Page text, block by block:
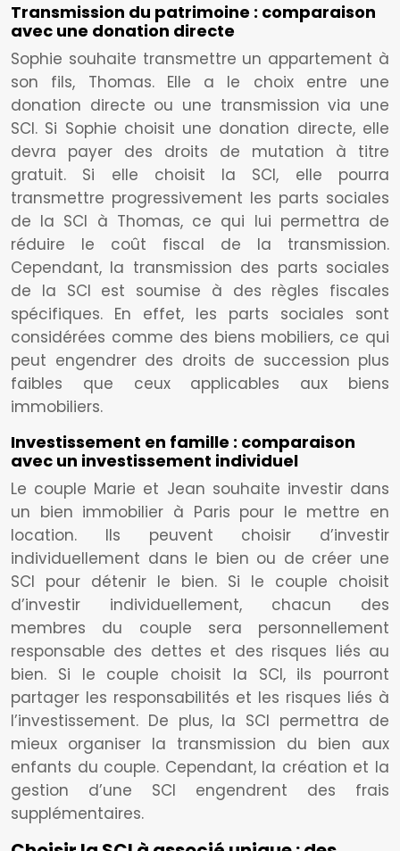
Transmission du patrimoine : comparaison
avec une donation directe
Sophie souhaite transmettre un appartement à
son fils, Thomas. Elle a le choix entre une
donation directe ou une transmission via une
SCI. Si Sophie choisit une donation directe, elle
devra payer des droits de mutation à titre
gratuit. Si elle choisit la SCI, elle pourra
transmettre progressivement les parts sociales
de la SCI à Thomas, ce qui lui permettra de
réduire le coût fiscal de la transmission.
Cependant, la transmission des parts sociales
de la SCI est soumise à des règles fiscales
spécifiques. En effet, les parts sociales sont
considérées comme des biens mobiliers, ce qui
peut engendrer des droits de succession plus
faibles que ceux applicables aux biens
immobiliers.
Investissement en famille : comparaison
avec un investissement individuel
Le couple Marie et Jean souhaite investir dans
un bien immobilier à Paris pour le mettre en
location. Ils peuvent choisir d’investir
individuellement dans le bien ou de créer une
SCI pour détenir le bien. Si le couple choisit
d’investir individuellement, chacun des
membres du couple sera personnellement
responsable des dettes et des risques liés au
bien. Si le couple choisit la SCI, ils pourront
partager les responsabilités et les risques liés à
l’investissement. De plus, la SCI permettra de
mieux organiser la transmission du bien aux
enfants du couple. Cependant, la création et la
gestion d’une SCI engendrent des frais
supplémentaires.